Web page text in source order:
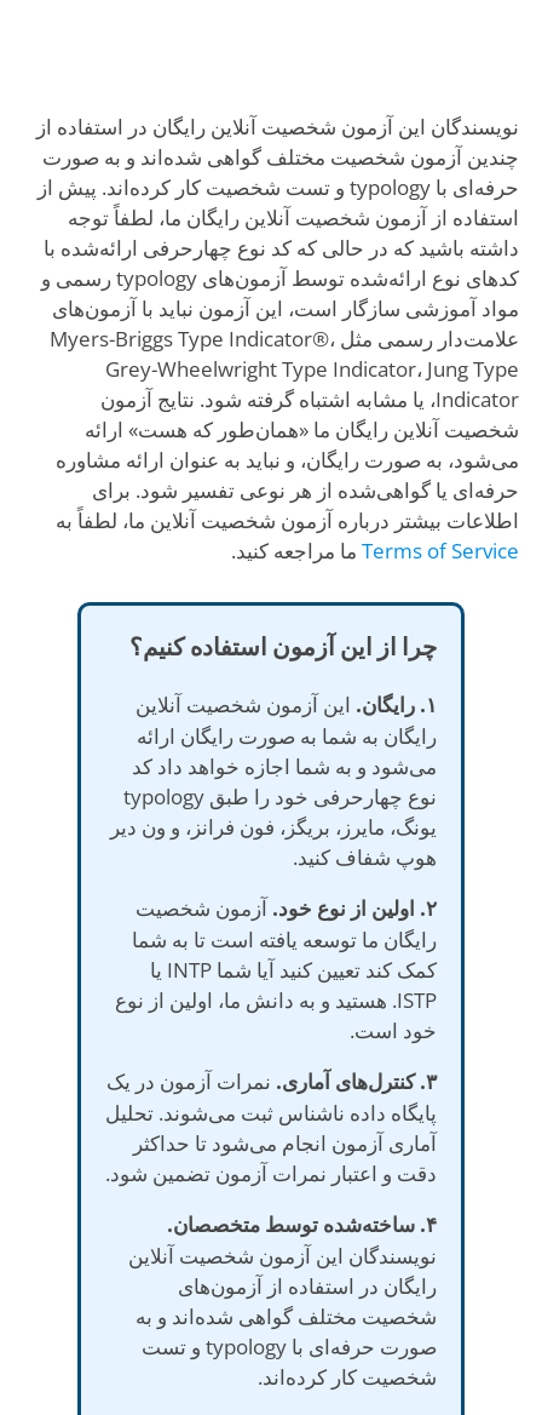
نویسندگان این آزمون شخصیت آنلاین رایگان در استفاده از
چندین آزمون شخصیت مختلف گواهی شده‌اند و به صورت
حرفه‌ای با typology و تست شخصیت کار کرده‌اند. پیش از
استفاده از آزمون شخصیت آنلاین رایگان ما، لطفاً توجه
داشته باشید که در حالی که کد نوع چهارحرفی ارائه‌شده با
کدهای نوع ارائه‌شده توسط آزمون‌های typology رسمی و
مواد آموزشی سازگار است، این آزمون نباید با آزمون‌های
علامت‌دار رسمی مثل Myers-Briggs Type Indicator®،
Grey-Wheelwright Type Indicator، Jung Type
Indicator، یا مشابه اشتباه گرفته شود. نتایج آزمون
شخصیت آنلاین رایگان ما «همان‌طور که هست» ارائه
می‌شود، به صورت رایگان، و نباید به عنوان ارائه مشاوره
حرفه‌ای یا گواهی‌شده از هر نوعی تفسیر شود. برای
اطلاعات بیشتر درباره آزمون شخصیت آنلاین ما، لطفاً به
Terms of Service ما مراجعه کنید.
چرا از این آزمون استفاده کنیم؟
۱. رایگان.
این آزمون شخصیت آنلاین
رایگان به شما به صورت رایگان ارائه
می‌شود و به شما اجازه خواهد داد کد
نوع چهارحرفی خود را طبق typology
یونگ، مایرز، بریگز، فون فرانز، و ون دیر
هوپ شفاف کنید.
۲. اولین از نوع خود.
آزمون شخصیت
رایگان ما توسعه یافته است تا به شما
کمک کند تعیین کنید آیا شما INTP یا
ISTP. هستید و به دانش ما، اولین از نوع
خود است.
۳. کنترل‌های آماری.
نمرات آزمون در یک
پایگاه داده ناشناس ثبت می‌شوند. تحلیل
آماری آزمون انجام می‌شود تا حداکثر
دقت و اعتبار نمرات آزمون تضمین شود.
۴. ساخته‌شده توسط متخصصان.
نویسندگان این آزمون شخصیت آنلاین
رایگان در استفاده از آزمون‌های
شخصیت مختلف گواهی شده‌اند و به
صورت حرفه‌ای با typology و تست
شخصیت کار کرده‌اند.